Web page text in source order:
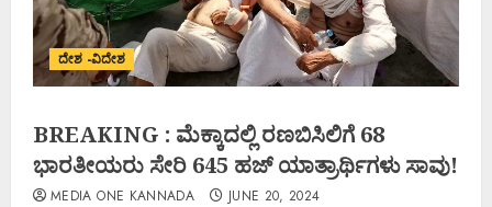
ದೇಶ -ವಿದೇಶ
BREAKING : ಮೆಕ್ಕಾದಲ್ಲಿ ರಣಬಿಸಿಲಿಗೆ 68
ಭಾರತೀಯರು ಸೇರಿ 645 ಹಜ್ ಯಾತ್ರಾರ್ಥಿಗಳು ಸಾವು!
MEDIA ONE KANNADA JUNE 20, 2024